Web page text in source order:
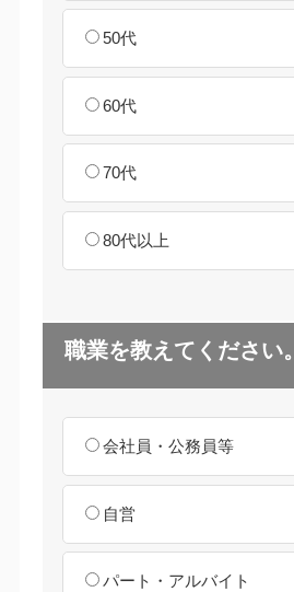
50代
60代
70代
80代以上
職業を教えてください。
会社員・公務員等
自営
パート・アルバイト